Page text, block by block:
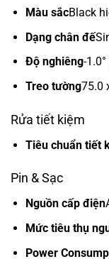
Màu sắcBlack
Dạng chân đế
Độ nghiêng-
Treo tường75.0
Rửa tiết kiệm
Tiêu chuẩn tiết
Pin & Sạc
Nguồn cấp điện
Mức tiêu thụ
Power